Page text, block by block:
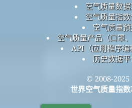
空气质量数
空气质量指
空气质量
空气质量产品（口罩
API（应用程序编
历史数据
© 2008-2025
世界空气质量指数